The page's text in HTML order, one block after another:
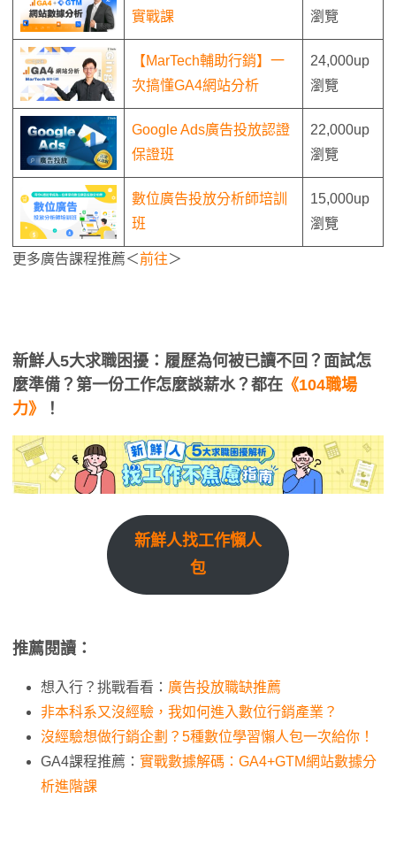
實戰課
瀏覽
【MarTech輔助行銷】一
次搞懂GA4網站分析
24,000up
瀏覽
Google Ads廣告投放認證
保證班
22,000up
瀏覽
數位廣告投放分析師培訓
班
15,000up
瀏覽
更多廣告課程推薦＜前往＞
新鮮人5大求職困擾：履歷為何被已讀不回？面試怎
麼準備？第一份工作怎麼談薪水？都在 《104職場
力》
！
新鮮人找工作懶人
包
推薦閱讀：
想入行？挑戰看看： 廣告投放職缺推薦
非本科系又沒經驗，我如何進入數位行銷產業？
沒經驗想做行銷企劃？5種數位學習懶人包一次給你！
GA4課程推薦： 實戰數據解碼：GA4+GTM網站數據分
析進階課